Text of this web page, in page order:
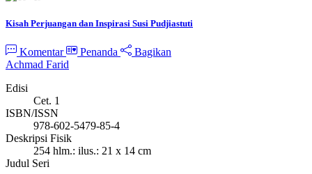
Kisah Perjuangan dan Inspirasi Susi Pudjiastuti
Komentar Penanda
Bagikan
Achmad Farid
Edisi
Cet. 1
ISBN/ISSN
978-602-5479-85-4
Deskripsi Fisik
254 hlm.: ilus.: 21 x 14 cm
Judul Seri